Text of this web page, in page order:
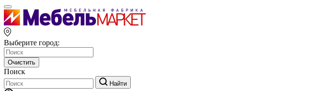
Выберите город:
Очистить
Поиск
Найти